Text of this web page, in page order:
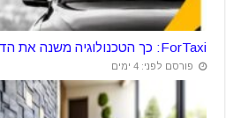
ForTaxi: כך הטכנולוגיה משנה את הדרך שבה מזמינים מונית
פורסם לפני: 4 ימים